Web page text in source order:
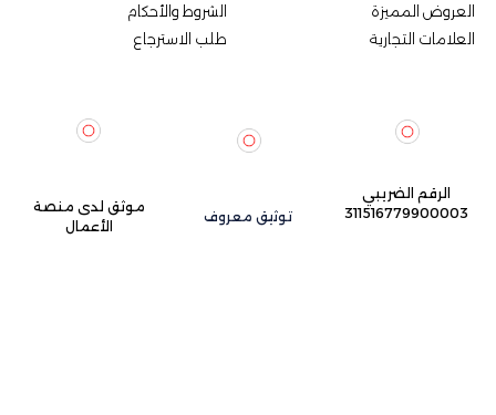
الشروط والأحكام
طلب الاسترجاع
العروض المميزة
العلامات التجارية
الرقم الضريبي
311516779900003
توثيق معروف
موثق لدى منصة
الأعمال